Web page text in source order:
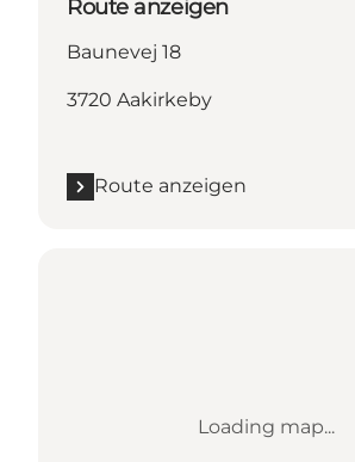
Route anzeigen
Baunevej 18
3720 Aakirkeby
Route anzeigen
Loading map...